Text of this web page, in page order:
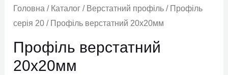
Головна / Каталог / Верстатний профіль / Профіль
серія 20 / Профіль верстатний 20х20мм
Профіль верстатний
20х20мм